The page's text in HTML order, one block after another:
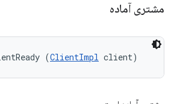
مشتری آماده
(ClientImpl client)